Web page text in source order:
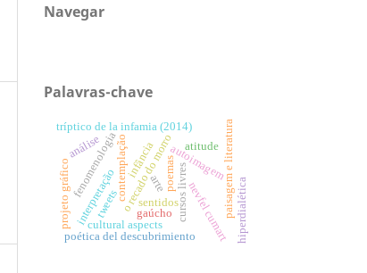
Navegar
Palavras-chave
sentidos
o recado do morrocursos livres
autoimagem
contemplação arte
interpretação poemas paisagem e literatura
tríptico de la infamia (2014)
fenomenologia
nevfel cumart
projeto gráfico cultural aspects hiperdialética
tweets
poética del descubrimiento
atitude
análise infância
gaúcho